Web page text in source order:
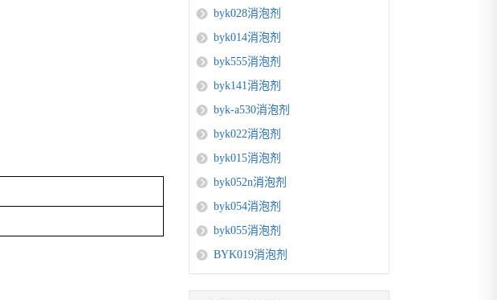
byk028消泡剂
byk014消泡剂
byk555消泡剂
byk141消泡剂
byk-a530消泡剂
byk022消泡剂
byk015消泡剂
byk052n消泡剂
byk054消泡剂
byk055消泡剂
BYK019消泡剂